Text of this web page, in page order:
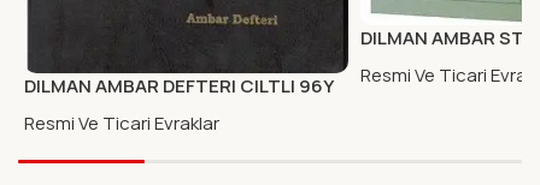
DILMAN AMBAR DEFTERI CILTLI 96Y
Resmi Ve Ticari Evraklar
DILMAN AMBAR
Resmi Ve Ticari